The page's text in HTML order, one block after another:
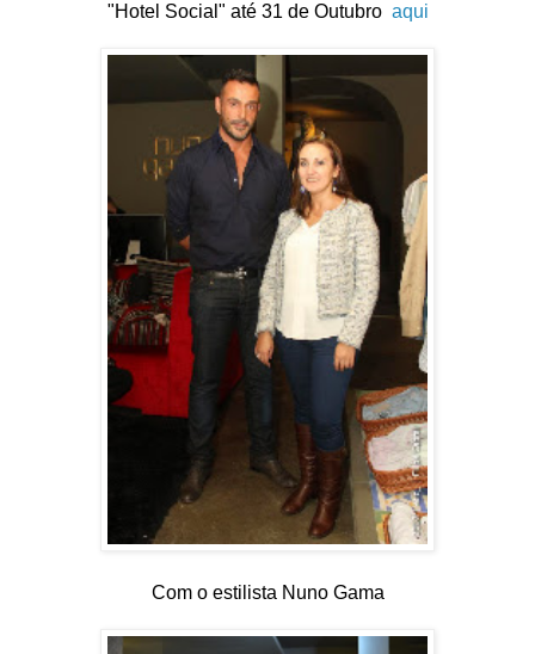
"Hotel Social" até 31 de Outubro aqui
Com o estilista Nuno Gama